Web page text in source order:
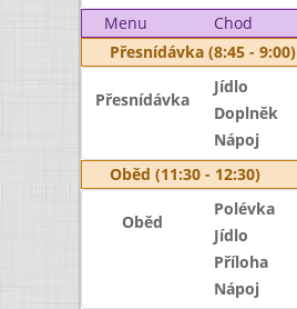
Menu
Chod
Přesnídávka (8:45 - 9:00)
Přesnídávka
Jídlo
Doplněk
Nápoj
Oběd (11:30 - 12:30)
Oběd
Polévka
Jídlo
Příloha
Nápoj